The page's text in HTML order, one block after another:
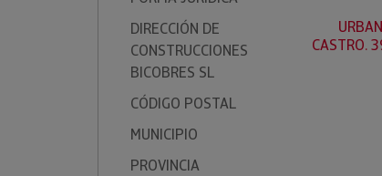
DIRECCIÓN DE
CONSTRUCCIONES
BICOBRES SL
CASTRO.
CÓDIGO POSTAL
MUNICIPIO
PROVINCIA